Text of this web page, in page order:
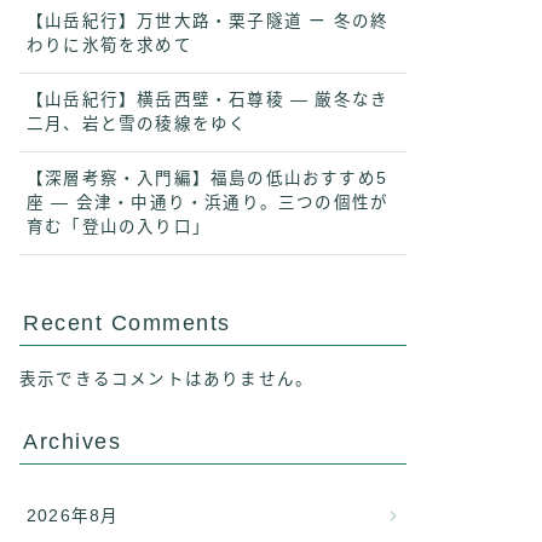
【山岳紀行】万世大路・栗子隧道 ー 冬の終
わりに氷筍を求めて
【山岳紀行】横岳西壁・石尊稜 ― 厳冬なき
二月、岩と雪の稜線をゆく
【深層考察・入門編】福島の低山おすすめ5
座 ― 会津・中通り・浜通り。三つの個性が
育む「登山の入り口」
Recent Comments
表示できるコメントはありません。
Archives
2026年8月